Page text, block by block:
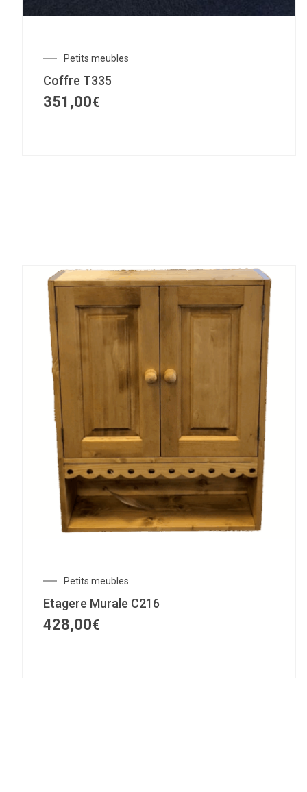
Petits meubles
Coffre T335
351,00€
Petits meubles
Etagere Murale C216
428,00€